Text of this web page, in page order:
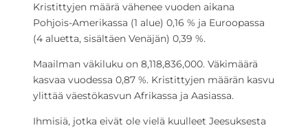
Kristittyjen määrä vähenee vuoden aikana
Pohjois-Amerikassa (1 alue) 0,16 % ja Euroopassa
(4 aluetta, sisältäen Venäjän) 0,39 %.
Maailman väkiluku on 8,118,836,000. Väkimäärä
kasvaa vuodessa 0,87 %. Kristittyjen määrän kasvu
ylittää väestökasvun Afrikassa ja Aasiassa.
Ihmisiä, jotka eivät ole vielä kuulleet Jeesuksesta